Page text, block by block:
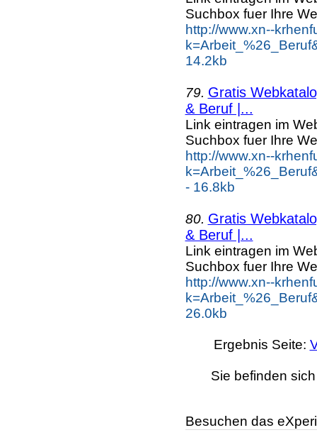
Suchbox fuer Ihre
http://www.xn--
14.2kb
79. Gratis
& Beruf |...
Link eintragen im
Suchbox fuer Ihre
http://www.xn--
- 16.8kb
80. Gratis
& Beruf |...
Link eintragen im
Suchbox fuer Ihre
http://www.xn--
26.0kb
Ergebnis Seite:
Sie befinden
Besuchen das